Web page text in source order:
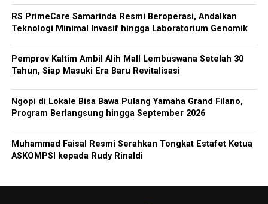
RS PrimeCare Samarinda Resmi Beroperasi, Andalkan
Teknologi Minimal Invasif hingga Laboratorium Genomik
Pemprov Kaltim Ambil Alih Mall Lembuswana Setelah 30
Tahun, Siap Masuki Era Baru Revitalisasi
Ngopi di Lokale Bisa Bawa Pulang Yamaha Grand Filano,
Program Berlangsung hingga September 2026
Muhammad Faisal Resmi Serahkan Tongkat Estafet Ketua
ASKOMPSI kepada Rudy Rinaldi